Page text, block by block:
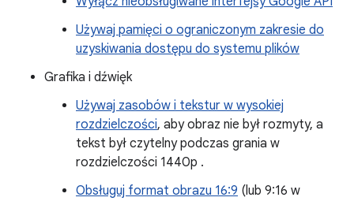
Używaj pamięci o ograniczonym zakresie do
uzyskiwania dostępu do systemu plików
Grafika i dźwięk
Używaj zasobów i tekstur w wysokiej
rozdzielczości, aby obraz nie był rozmyty, a
tekst był czytelny podczas grania w
rozdzielczości 1440p .
Obsługuj format obrazu 16:9 (lub 9:16 w